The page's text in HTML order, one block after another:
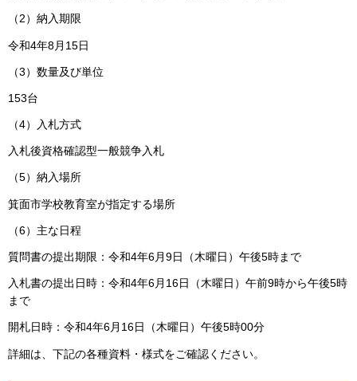
（2）納入期限
令和4年8月15日
（3）数量及び単位
153台
（4）入札方式
入札後資格確認型一般競争入札
（5）納入場所
箕面市学校教育室が指定する場所
（6）主な日程
質問書の提出期限：令和4年6月9日（木曜日）午後5時まで
入札書の提出日時：令和4年6月16日（木曜日）午前9時から午後5時
まで
開札日時：令和4年6月16日（木曜日）午後5時00分
詳細は、下記の各種資料・様式をご確認ください。